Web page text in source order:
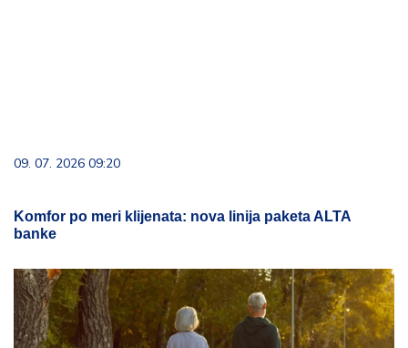
09. 07. 2026 09:20
Komfor po meri klijenata: nova linija paketa ALTA
banke